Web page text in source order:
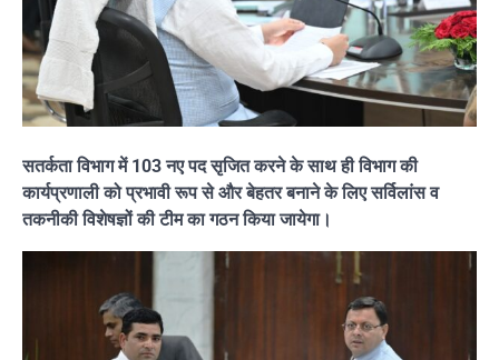
सतर्कता विभाग में 103 नए पद सृजित करने के साथ ही विभाग की
कार्यप्रणाली को प्रभावी रूप से और बेहतर बनाने के लिए सर्विलांस व
तकनीकी विशेषज्ञों की टीम का गठन किया जायेगा।